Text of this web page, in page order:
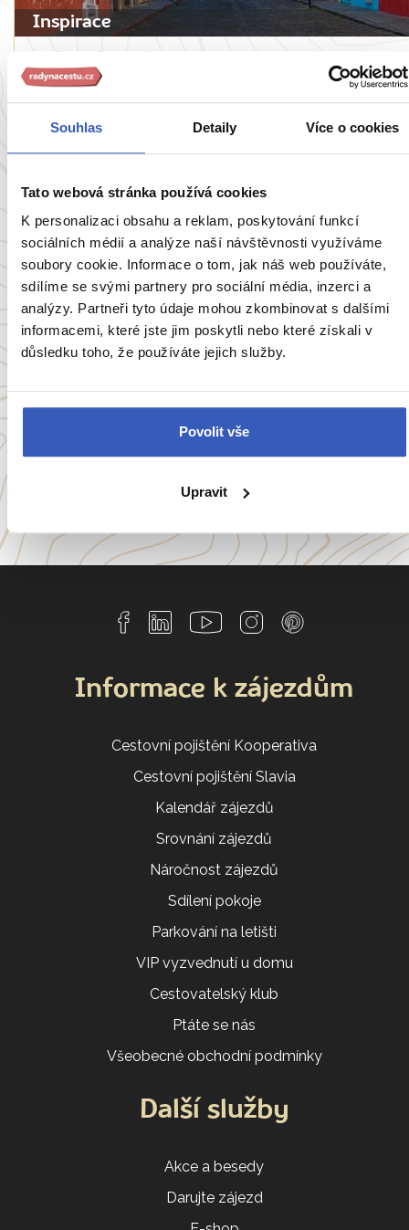
Souhlas Detaily Více o cookies
Tato webová stránka používá cookies
K personalizaci obsahu a reklam, poskytování funkcí
sociálních médií a analýze naší návštěvnosti využíváme
soubory cookie. Informace o tom, jak náš web používáte,
sdílíme se svými partnery pro sociální média, inzerci a
analýzy. Partneři tyto údaje mohou zkombinovat s dalšími
informacemi, které jste jim poskytli nebo které získali v
důsledku toho, že používáte jejich služby.
Povolit vše
Upravit
Inspirace
Guatemalu, zemi sopek, Mayů, džungle a
čokolády
5318 přečtení
Zobrazit všechny články o Guatemale
Oblíbené cíle
Anglie Belgie Francie Irsko
Portugalsko
Informace k zájezdům
Cestovní pojištění Kooperativa
Cestovní pojištění Slavia
Kalendář zájezdů
Srovnání zájezdů
Náročnost zájezdů
Sdílení pokoje
Parkování na letišti
VIP vyzvednutí u domu
Cestovatelský klub
Ptáte se nás
Všeobecné obchodní podmínky
Další služby
Akce a besedy
Darujte zájezd